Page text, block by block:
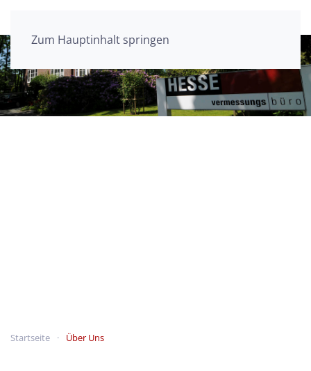
Zum Hauptinhalt springen
Startseite Über Uns